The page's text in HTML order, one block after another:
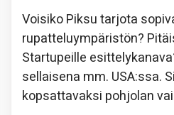
Voisiko Piksu tarjota
rupatteluympäristön?
Startupeille
sellaisena mm. USA:ssa.
kopsattavaksi pohjolan